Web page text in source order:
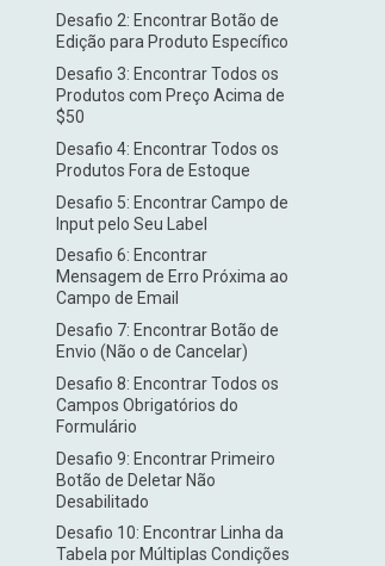
Desafio 2: Encontrar Botão de
Edição para Produto Específico
Desafio 3: Encontrar Todos os
Produtos com Preço Acima de
$50
Desafio 4: Encontrar Todos os
Produtos Fora de Estoque
Desafio 5: Encontrar Campo de
Input pelo Seu Label
Desafio 6: Encontrar
Mensagem de Erro Próxima ao
Campo de Email
Desafio 7: Encontrar Botão de
Envio (Não o de Cancelar)
Desafio 8: Encontrar Todos os
Campos Obrigatórios do
Formulário
Desafio 9: Encontrar Primeiro
Botão de Deletar Não
Desabilitado
Desafio 10: Encontrar Linha da
Tabela por Múltiplas Condições